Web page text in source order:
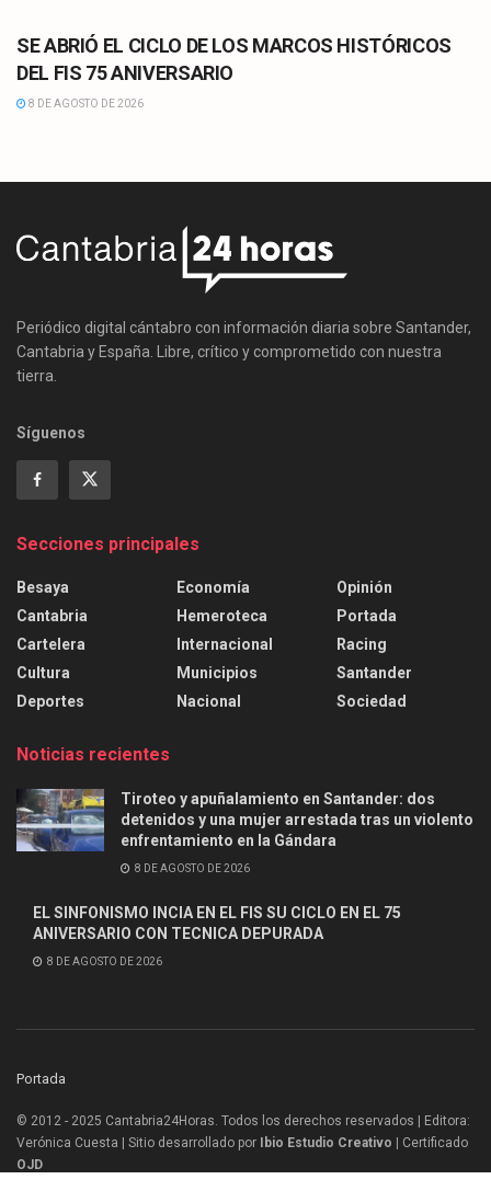
SE ABRIÓ EL CICLO DE LOS MARCOS HISTÓRICOS
DEL FIS 75 ANIVERSARIO
8 DE AGOSTO DE 2026
Periódico digital cántabro con información diaria sobre Santander,
Cantabria y España. Libre, crítico y comprometido con nuestra
tierra.
Síguenos
Secciones principales
Besaya
Cantabria
Cartelera
Cultura
Deportes
Economía
Hemeroteca
Internacional
Municipios
Nacional
Opinión
Portada
Racing
Santander
Sociedad
Noticias recientes
Tiroteo y apuñalamiento en Santander: dos
detenidos y una mujer arrestada tras un violento
enfrentamiento en la Gándara
8 DE AGOSTO DE 2026
EL SINFONISMO INCIA EN EL FIS SU CICLO EN EL 75
ANIVERSARIO CON TECNICA DEPURADA
8 DE AGOSTO DE 2026
Portada
© 2012 - 2025 Cantabria24Horas. Todos los derechos reservados | Editora:
Verónica Cuesta | Sitio desarrollado por
Ibio Estudio Creativo |
Certificado
OJD